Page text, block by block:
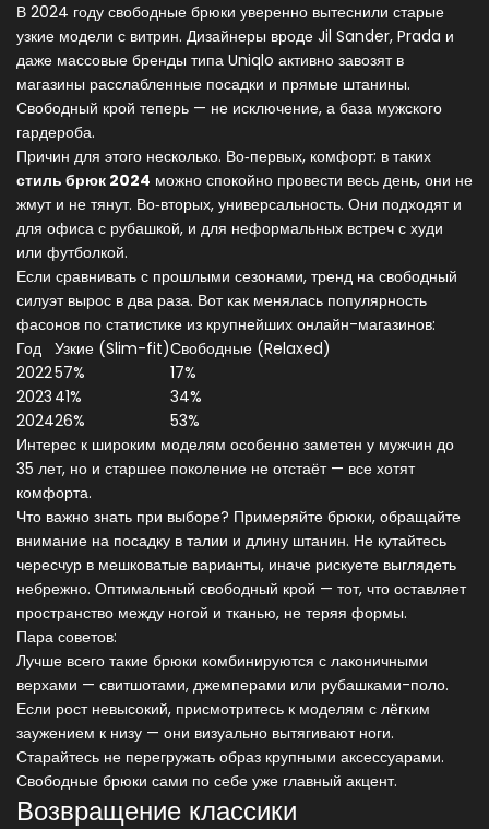
В 2024 году свободные брюки уверенно вытеснили старые
узкие модели с витрин. Дизайнеры вроде Jil Sander, Prada и
даже массовые бренды типа Uniqlo активно завозят в
магазины расслабленные посадки и прямые штанины.
Свободный крой теперь — не исключение, а база мужского
гардероба.
Причин для этого несколько. Во‑первых, комфорт: в таких
стиль брюк 2024 можно спокойно провести весь день, они не
жмут и не тянут. Во‑вторых, универсальность. Они подходят и
для офиса с рубашкой, и для неформальных встреч с худи
или футболкой.
Если сравнивать с прошлыми сезонами, тренд на свободный
силуэт вырос в два раза. Вот как менялась популярность
фасонов по статистике из крупнейших онлайн-магазинов:
Год Узкие (Slim-fit)Свободные (Relaxed)
202257%
17%
2023 41%
34%
202426%
53%
Интерес к широким моделям особенно заметен у мужчин до
35 лет, но и старшее поколение не отстаёт — все хотят
комфорта.
Что важно знать при выборе? Примеряйте брюки, обращайте
внимание на посадку в талии и длину штанин. Не кутайтесь
чересчур в мешковатые варианты, иначе рискуете выглядеть
небрежно. Оптимальный свободный крой — тот, что оставляет
пространство между ногой и тканью, не теряя формы.
Пара советов:
Лучше всего такие брюки комбинируются с лаконичными
верхами — свитшотами, джемперами или рубашками-поло.
Если рост невысокий, присмотритесь к моделям с лёгким
заужением к низу — они визуально вытягивают ноги.
Старайтесь не перегружать образ крупными аксессуарами.
Свободные брюки сами по себе уже главный акцент.
Возвращение классики